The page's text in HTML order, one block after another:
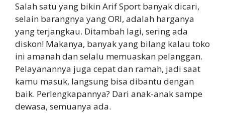
Salah satu yang bikin Arif Sport banyak dicari,
selain barangnya yang ORI, adalah harganya
yang terjangkau. Ditambah lagi, sering ada
diskon! Makanya, banyak yang bilang kalau toko
ini amanah dan selalu memuaskan pelanggan.
Pelayanannya juga cepat dan ramah, jadi saat
kamu masuk, langsung bisa dibantu dengan
baik. Perlengkapannya? Dari anak-anak sampe
dewasa, semuanya ada.